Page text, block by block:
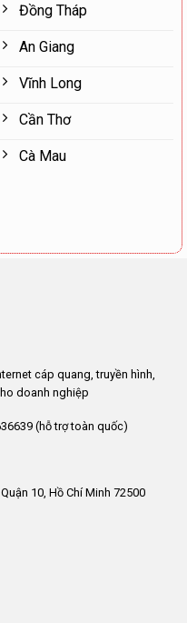
Đồng Tháp
An Giang
Vĩnh Long
Cần Thơ
Cà Mau
cáp quang, truyền hình,
doanh nghiệp
(hỗ trợ toàn quốc)
10, Hồ Chí Minh 72500